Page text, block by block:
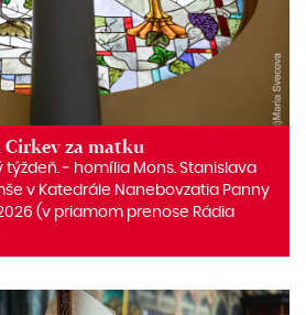
Cirkev za matku
‒ homília Mons. Stanislava
v Katedrále Nanebovzatia Panny
(v priamom prenose Rádia